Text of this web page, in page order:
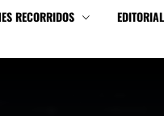
RECORRIDOS EDITORIAL